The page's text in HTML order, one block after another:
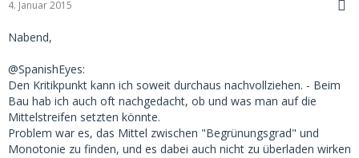
4. Januar 2015
Nabend,
@SpanishEyes:
Den Kritikpunkt kann ich soweit durchaus nachvollziehen. - Beim
Bau hab ich auch oft nachgedacht, ob und was man auf die
Mittelstreifen setzten könnte.
Problem war es, das Mittel zwischen "Begrünungsgrad" und
Monotonie zu finden, und es dabei auch nicht zu überladen wirken